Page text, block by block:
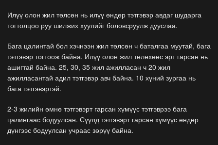
Илүү олон жил төлсөн нь илүү өндөр тэтгэвэр авдаг шударга
тогтолцоо руу шилжих хуулийг боловсруулж дууслаа.
Бага цалинтай бол хэчнээн жил төлсөн ч баталгаа муутай, бага
тэтгэвэр тогтоож байна. Илүү олон жил төлөхөөс эрт гарсан нь
ашигтай байна. 25, 30, 35 жил ажилласан ч 20 жил
ажилласантай адил тэтгэвэр авч байна. 10 хүний зургаа нь
бага тэтгэвэртэй.
2-3 жилийн өмнө тэтгэвэрт гарсан хүмүүс тэтгэврээ бага
цалингаас бодуулсан. Сүүлд тэтгэвэрт гарсан хүмүүс өндөр
дүнгээс бодуулсан учраас зөрүү байна.